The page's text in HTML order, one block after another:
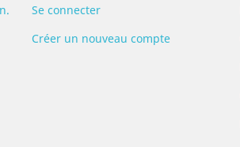
Se connecter
Créer un nouveau compte